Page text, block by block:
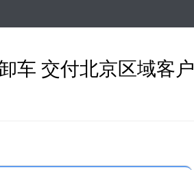
要
车 交付北京区域客户